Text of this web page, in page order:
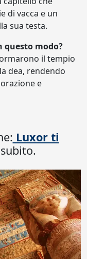
di vacca e un
sua testa.
questo modo?
il tempio
dea, rendendo
e
Luxor ti